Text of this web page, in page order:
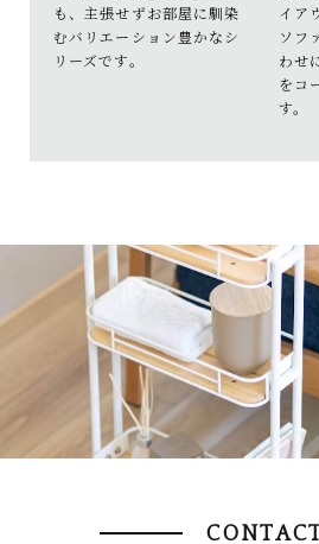
も、主張せずお部屋に馴染
むバリエーション豊かなシ
リーズです。
イア
ソフ
わせ
をコ
す。